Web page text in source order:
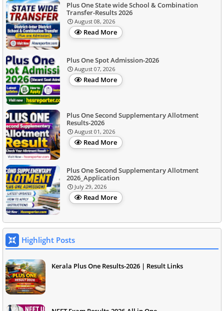
Plus One State wide School & Combination
Transfer-Results 2026
August 08, 2026
Read More
Plus One Spot Admission-2026
August 07, 2026
Read More
Plus One Second Supplementary Allotment
Results-2026
August 01, 2026
Read More
Plus One Second Supplementary Allotment
2026_Application
July 29, 2026
Read More
Highlight Posts
Kerala Plus One Results-2026 | Result Links